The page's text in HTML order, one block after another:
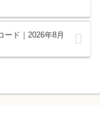
ード｜2026年8月